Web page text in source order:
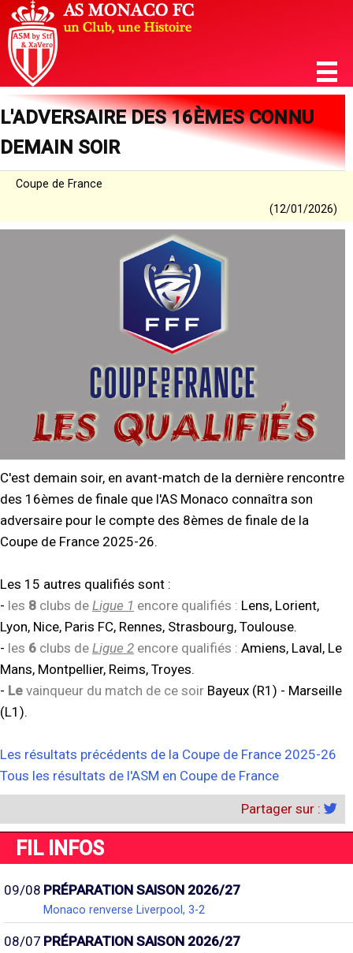
L'ADVERSAIRE DES 16ÈMES CONNU
DEMAIN SOIR
Coupe de France
(12/01/2026)
C'est demain soir, en avant-match de la dernière rencontre
des 16èmes de finale que l'AS Monaco connaîtra son
adversaire pour le compte des 8èmes de finale de la
Coupe de France 2025-26.
Les 15 autres qualifiés sont :
- les 8 clubs de Ligue 1 encore qualifiés : Lens, Lorient,
Lyon, Nice, Paris FC, Rennes, Strasbourg, Toulouse.
- les 6 clubs de Ligue 2 encore qualifiés : Amiens, Laval, Le
Mans, Montpellier, Reims, Troyes.
- Le vainqueur du match de ce soir Bayeux (R1) - Marseille
(L1).
Les résultats précédents de la Coupe de France 2025-26
Tous les résultats de l'ASM en Coupe de France
Partager sur :
FIL INFOS
09/08 PRÉPARATION SAISON 2026/27
Monaco renverse Liverpool, 3-2
08/07 PRÉPARATION SAISON 2026/27